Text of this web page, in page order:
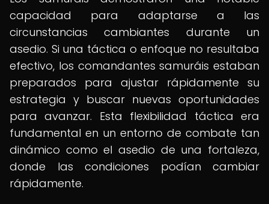
capacidad para adaptarse a las
circunstancias cambiantes durante un
asedio. Si una táctica o enfoque no resultaba
efectivo, los comandantes samuráis estaban
preparados para ajustar rápidamente su
estrategia y buscar nuevas oportunidades
para avanzar. Esta flexibilidad táctica era
fundamental en un entorno de combate tan
dinámico como el asedio de una fortaleza,
donde las condiciones podían cambiar
rápidamente.